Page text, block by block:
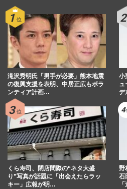
滝沢秀明氏「男手が必要」熊本地震
の復興支援を表明、中居正広もボラ
ンティア計画…
小
ュ
デ
くら寿司、閉店間際の“ネタ大盛
り”写真が話題に「出会えたらラッ
キー」広報が明…
野
石